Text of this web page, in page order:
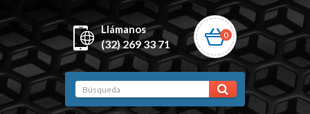
Llámanos
(32) 269 33 71
0